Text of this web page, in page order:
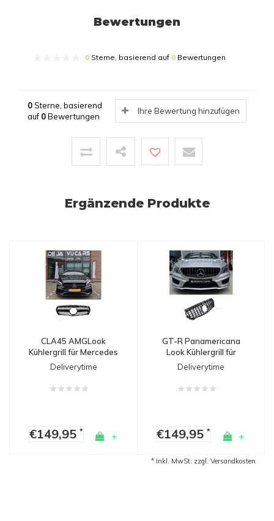
Bewertungen
0 Sterne, basierend auf 0 Bewertungen
0Sterne, basierend
auf 0Bewertungen
Ihre Bewertung hinzufügen
Ergänzende Produkte
CLA45 AMGLook
Kühlergrill für Mercedes
Benz CLA-Klasse W117
/ C117 / X117
Deliverytime
€149,95 * +
GT-R Panamericana
Look Kühlergrill für
Mercedes Benz CLA-
Klasse W117 / C117 /
X117
Deliverytime
€149,95* +
* Inkl. MwSt. zzgl. Versandkosten